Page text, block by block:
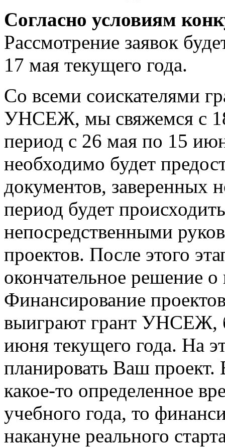
Согласно условиям
Рассмотрение заявок
17 мая текущего года.
Со всеми соискателями
УНСЕЖ, мы свяжемся с
период с 26 мая по 15
необходимо будет
документов, заверенных
период будет
непосредственными
проектов. После этого
окончательное решение
Финансирование
выиграют грант УНСЕЖ,
июня текущего года. На
планировать Ваш проект.
какое-то определенное
учебного года, то
накануне реального